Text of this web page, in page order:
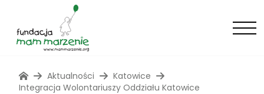
Aktualności
Katowice
Integracja Wolontariuszy Oddziału Katowice